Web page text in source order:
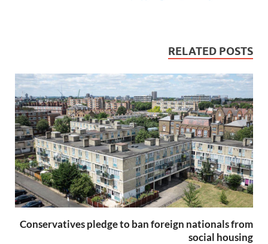
RELATED POSTS
Conservatives pledge to ban foreign nationals from
social housing